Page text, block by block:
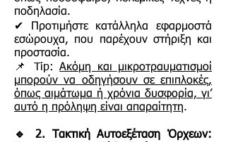
ποδηλασία.
✔ Προτιμήστε κατάλληλα εφαρμοστά
εσώρουχα, που παρέχουν στήριξη και
προστασία.
📌 Tip:Ακόμη και μικροτραυματισμοί
μπορούν να οδηγήσουν σε επιπλοκές,
όπως αιμάτωμα ή χρόνια δυσφορία, γι’
αυτό η πρόληψη είναι απαραίτητη.
🔹 2. Τακτική Αυτοεξέταση Όρχεων: